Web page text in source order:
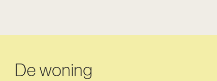
De woning